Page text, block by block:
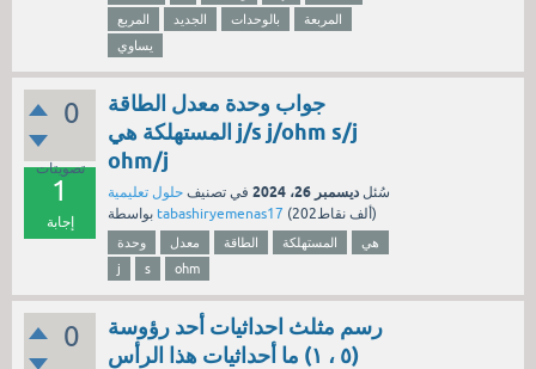
المربع الجديد بالوحدات
المربعة
يساوي
0
تصويتات
1
إجابة
جواب وحدة معدل الطاقة
المستهلكة هي j/s j/ohm s/j
ohm/j
سُئل ديسمبر 26، 2024 في تصنيف حلول تعليمية
tabashiryemenas17 ( 202ألف نقاط)
وحدة معدل الطاقة المستهلكة
هي
j
s ohm
0
رسم مثلث احداثيات أحد رؤوسة
(٥ ، ١) ما أحداثيات هذا الرأس